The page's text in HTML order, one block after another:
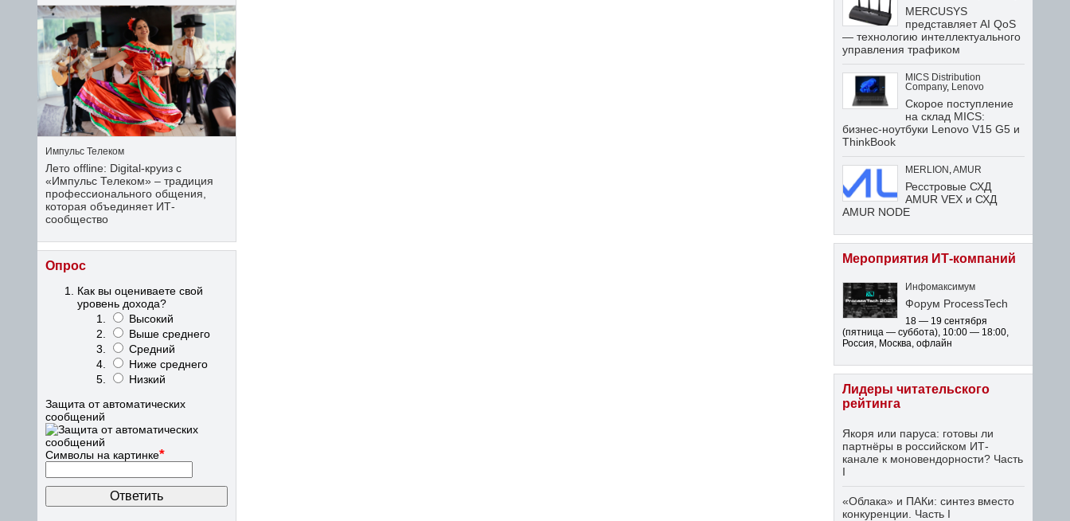
Импульс Телеком
Лето offline: Digital-круиз с
«Импульс Телеком» – традиция
профессионального общения,
которая объединяет ИТ-
сообщество
Опрос
Как вы оцениваете свой
уровень дохода?
Высокий
Выше среднего
Средний
Ниже среднего
Низкий
Защита от автоматических
сообщений
Символы на картинке*
MERCUSYS
представляет AI QoS
— технологию интеллектуального
управления трафиком
MICS Distribution
Company, Lenovo
Скорое поступление
на склад MICS:
бизнес-ноутбуки Lenovo V15 G5 и
ThinkBook
MERLION AMUR
Ресстровые СХД
AMUR VEX и СХД
AMUR NODE
Мероприятия ИТ-компаний
Инфомаксимум
Форум ProcessTech
18 — 19 сентября
(пятница — суббота), 10:00 — 18:00,
Россия, Москва, офлайн
Лидеры читательского
рейтинга
Якоря или паруса: готовы ли
партнёры в российском ИТ-
канале к моновендорности? Часть
I
«Облака» и ПАКи: синтез вместо
конкуренции. Часть I